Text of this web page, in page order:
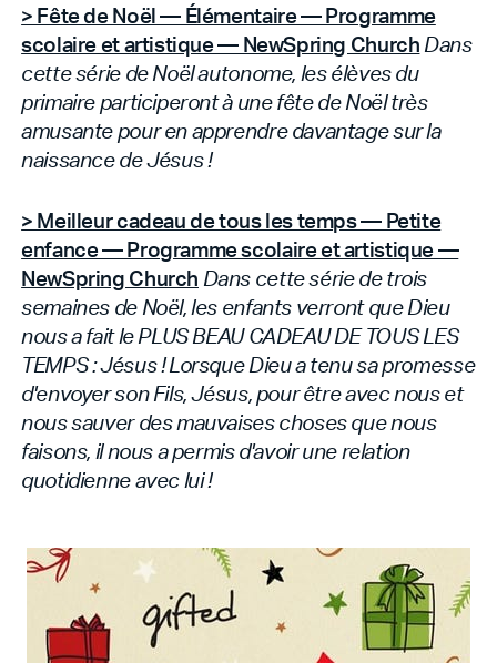
> Fête de Noël — Élémentaire — Programme
scolaire et artistique — NewSpring ChurchDans
cette série de Noël autonome, les élèves du
primaire participeront à une fête de Noël très
amusante pour en apprendre davantage sur la
naissance de Jésus !
> Meilleur cadeau de tous les temps — Petite
enfance — Programme scolaire et artistique —
NewSpring Church Dans cette série de trois
semaines de Noël, les enfants verront que Dieu
nous a fait le PLUS BEAU CADEAU DE TOUS LES
TEMPS : Jésus ! Lorsque Dieu a tenu sa promesse
d'envoyer son Fils, Jésus, pour être avec nous et
nous sauver des mauvaises choses que nous
faisons, il nous a permis d'avoir une relation
quotidienne avec lui !